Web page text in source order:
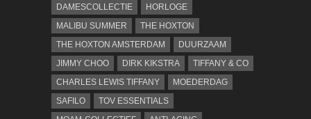
DAMESCOLLECTIE
HORLOGE
MALIBU SUMMER
THE HOXTON
THE HOXTON AMSTERDAM
DUURZAAM
JIMMY CHOO
DIRK KIKSTRA
TIFFANY & CO
CHARLES LEWIS TIFFANY
MOEDERDAG
SAFILO
TOV ESSENTIALS